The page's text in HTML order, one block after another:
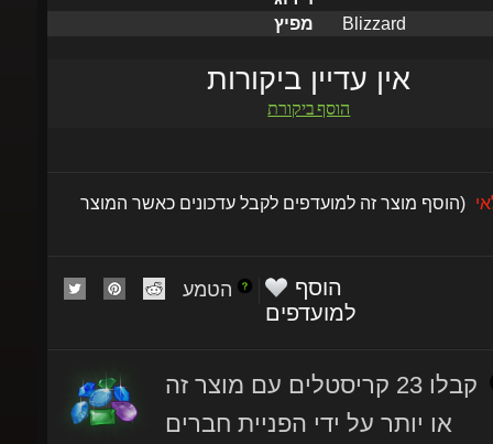
אין עדיין ביקורות
הוסף ביקורת
למועדפים
או יותר על ידי הפניית חברים